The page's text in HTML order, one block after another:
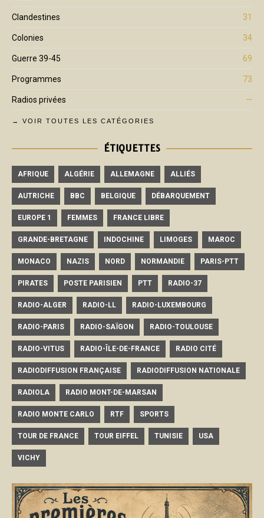
Clandestines 31
Colonies 34
Guerre 39-45 69
Programmes 73
Radios privées —
→ VOIR TOUTES LES CATÉGORIES
ÉTIQUETTES
AFRIQUE ALGÉRIE ALLEMAGNE ALLIÉS
AUTRICHE BBC BELGIQUE DÉBARQUEMENT
EUROPE 1 FEMMES FRANCE LIBRE
GRANDE-BRETAGNE INDOCHINE LIMOGES MAROC
MONACO NAZIS NORD NORMANDIE PARIS-PTT
PIRATES POSTE PARISIEN PTT RADIO-37
RADIO-ALGER RADIO-LL RADIO-LUXEMBOURG
RADIO-PARIS RADIO-SAÏGON RADIO-TOULOUSE
RADIO-VITUS RADIO-ÎLE-DE-FRANCE RADIO CITÉ
RADIODIFFUSION FRANÇAISE RADIODIFFUSION NATIONALE
RADIOLA RADIO MONT-DE-MARSAN
RADIO MONTE CARLO RTF SPORTS
TOUR DE FRANCE TOUR EIFFEL TUNISIE USA
VICHY